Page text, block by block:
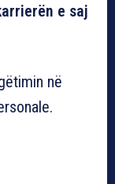
e saj
në